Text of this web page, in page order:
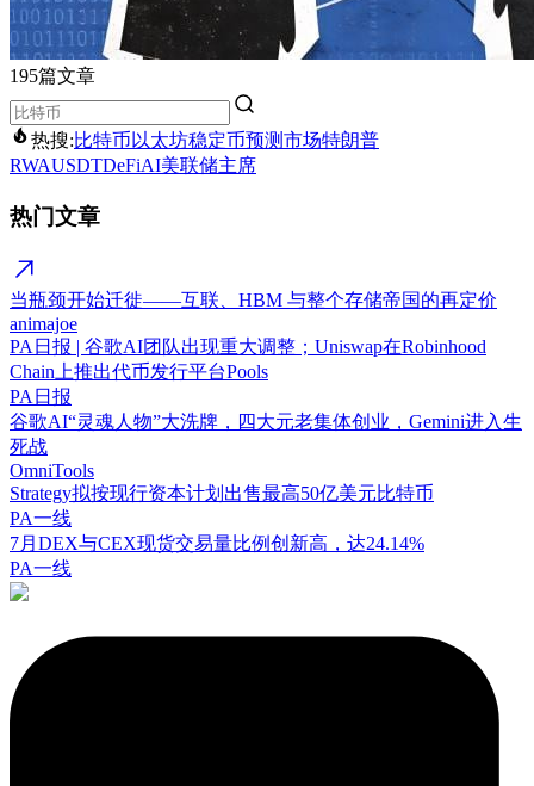
195篇文章
热搜:比特币 以太坊稳定币预测市场特朗普
RWAUSDTDeFiAI美联储主席
热门文章
当瓶颈开始迁徙——互联、HBM 与整个存储帝国的再定价
animajoe
PA日报 | 谷歌AI团队出现重大调整；Uniswap在Robinhood
Chain上推出代币发行平台Pools
PA日报
谷歌AI“灵魂人物”大洗牌，四大元老集体创业，Gemini进入生
死战
OmniTools
Strategy拟按现行资本计划出售最高50亿美元比特币
PA一线
7月DEX与CEX现货交易量比例创新高，达24.14%
PA一线